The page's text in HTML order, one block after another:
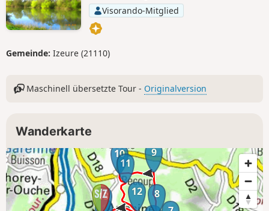
Visorando-Mitglied
Gemeinde: Izeure (21110)
Maschinell übersetzte Tour - Originalversion
Wanderkarte
1
8
9
10
11
12
13